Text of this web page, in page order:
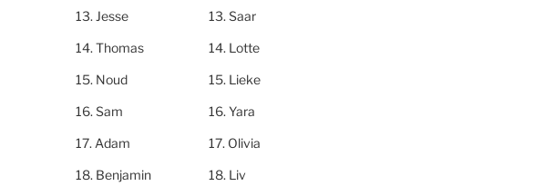
Jesse
Thomas
Noud
Sam
Adam
Benjamin
Saar
Lotte
Lieke
Yara
Olivia
Liv